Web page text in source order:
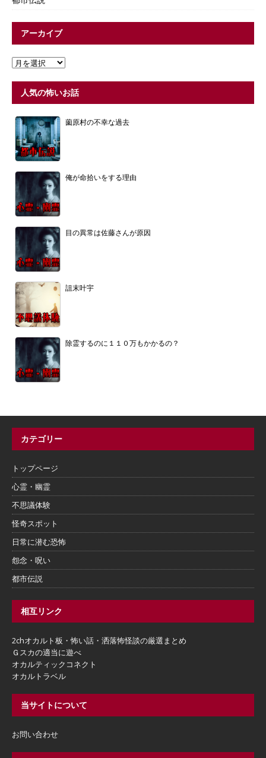
アーカイブ
人気の怖いお話
薗原村の不幸な過去
俺が命拾いをする理由
目の異常は佐藤さんが原因
詛末叶宇
除霊するのに１１０万もかかるの？
カテゴリー
トップページ
心霊・幽霊
不思議体験
怪奇スポット
日常に潜む恐怖
怨念・呪い
都市伝説
相互リンク
2chオカルト板・怖い話・洒落怖怪談の厳選まとめ
Ｇスカの適当に遊べ
オカルティックコネクト
オカルトラベル
当サイトについて
お問い合わせ